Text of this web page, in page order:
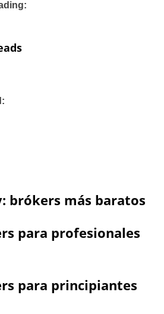
brókers más baratos
para profesionales
para principiantes